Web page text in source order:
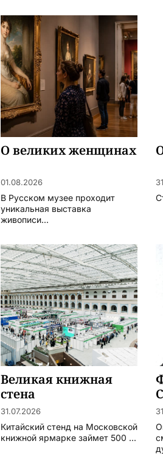
О великих женщинах
01.08.2026
В Русском музее проходит
уникальная выставка
живописи...
Великая книжная
стена
31.07.2026
Китайский стенд на Московской
книжной ярмарке займет 500 ...